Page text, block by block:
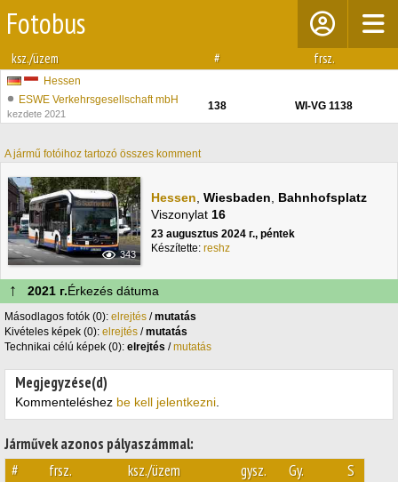
Fotobus
ksz./üzem # frsz.
Hessen
ESWE Verkehrsgesellschaft mbH
kezdete 2021
138 WI-VG 1138
A jármű fotóihoz tartozó összes komment
343
Hessen Wiesbaden
Bahnhofsplatz
Viszonylat 16
23 augusztus 2024 г., péntek
Készítette: reshz
↑ 2021 г.Érkezés dátuma
Másodlagos fotók (0): elrejtés /mutatás
Kivételes képek (0): elrejtés /mutatás
Technikai célú képek (0): elrejtés /mutatás
Megjegyzése(d)
Kommenteléshez be kell jelentkezni
Járművek azonos pályaszámmal:
#
frsz. ksz./üzem gysz. Gy. S